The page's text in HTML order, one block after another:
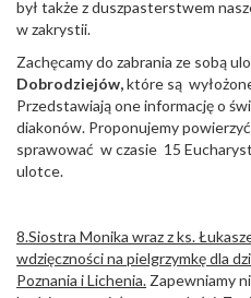
był także z duszpasterstwem
w zakrystii.
Zachęcamy do zabrania ze sobą
Dobrodziejów,które są
Przedstawiają one informację o
diakonów. Proponujemy
sprawować w czasie 15
ulotce.
8.Siostra Monika wraz z ks.
wdzięczności na pielgrzymkę dla
Poznania i Lichenia. Zapewniamy